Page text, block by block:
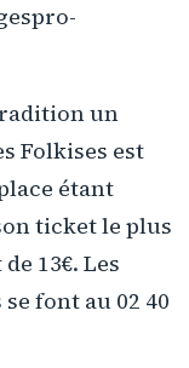
un
Folkises est
étant
ticket le plus
13€. Les
font au 02 40